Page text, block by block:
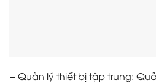
– Quản lý thiết bị tập trung: